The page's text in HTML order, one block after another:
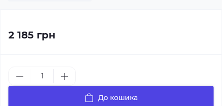
2 185 грн
До кошика